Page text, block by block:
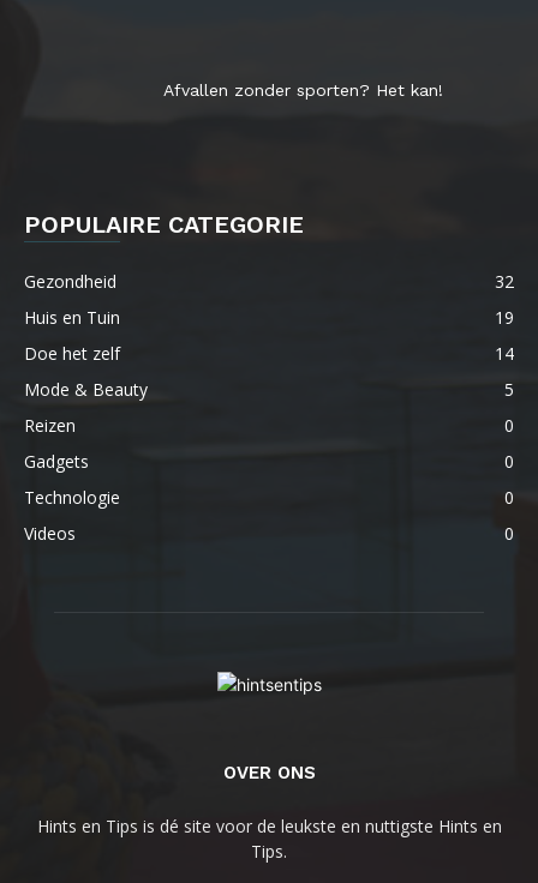
Afvallen zonder sporten? Het kan!
POPULAIRE CATEGORIE
Gezondheid
32
Huis en Tuin
19
Doe het zelf
14
Mode & Beauty
5
Reizen
0
Gadgets
0
Technologie
0
Videos
0
OVER ONS
Hints en Tips is dé site voor de leukste en nuttigste Hints en
Tips.